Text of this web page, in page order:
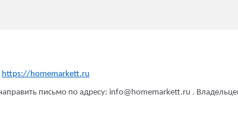
Принимаем к оплате
https://homemarkett.ru
письмо по адресу: info@homemarkett.ru .